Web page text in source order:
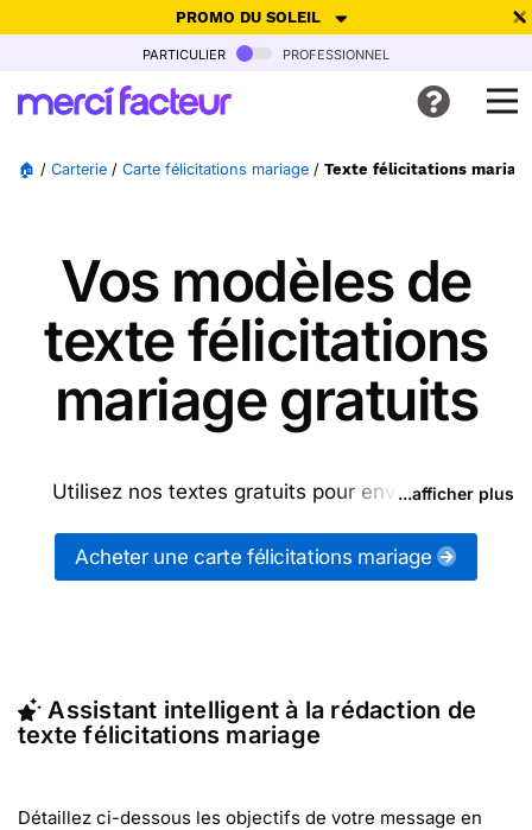
PROMO DU SOLEIL
-30% de réduction avec le code SUMMER26pour envoyer des
particulier professionnel
🏠 / Carterie / Carte félicitations mariage / Texte félicitations
Vos modèles de
texte félicitations
mariage gratuits
Utilisez nos textes gratuits pour envoyer des
messages de la catégorie "Carte félicitations
mariage") ou partagez ces modèles de textes sur
(c'est rapide et pas cher). Merci Facteur vous
propose 39 modèles imprimés de félicitations
...afficher plus
Acheter une carte félicitations mariage
Assistant intelligent à la rédaction de
texte félicitations mariage
Détaillez ci-dessous les objectifs de votre message en